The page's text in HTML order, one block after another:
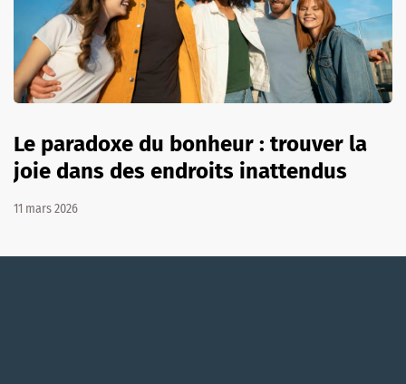
Le paradoxe du bonheur : trouver la
joie dans des endroits inattendus
11 mars 2026